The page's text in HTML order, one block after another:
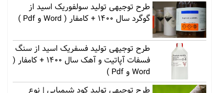
طرح توجیهی تولید سولفوریک اسید از
گوگرد سال 1400 + کامفار ( Word و Pdf )
طرح توجیهی تولید فسفریک اسید از سنگ
فسفات آپاتیت و آهک سال 1400 + کامفار (
Word و Pdf )
طرح توجیهی تولید کود شیمیایی | نوع